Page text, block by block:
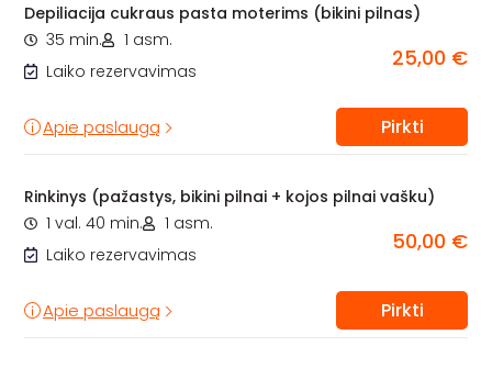
Depiliacija cukraus pasta moterims (bikini pilnas)
35 min.
1 asm.
Laiko rezervavimas
25,00 €
Apie paslaugą Pirkti
Rinkinys (pažastys, bikini pilnai + kojos pilnai vašku)
1 val. 40 min.
1 asm.
Laiko rezervavimas
50,00 €
Apie paslaugą Pirkti